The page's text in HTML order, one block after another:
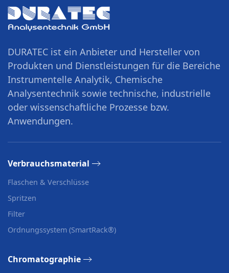
DURATEC ist ein Anbieter und Hersteller von
Produkten und Dienstleistungen für die Bereiche
Instrumentelle Analytik, Chemische
Analysentechnik sowie technische, industrielle
oder wissenschaftliche Prozesse bzw.
Anwendungen.
Verbrauchsmaterial
Flaschen & Verschlüsse
Spritzen
Filter
Ordnungssystem (SmartRack®)
Chromatographie